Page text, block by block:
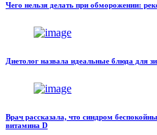
Чего нельзя делать при обморожении:
Диетолог назвала идеальные блюда для
Врач рассказала, что синдром
витамина D